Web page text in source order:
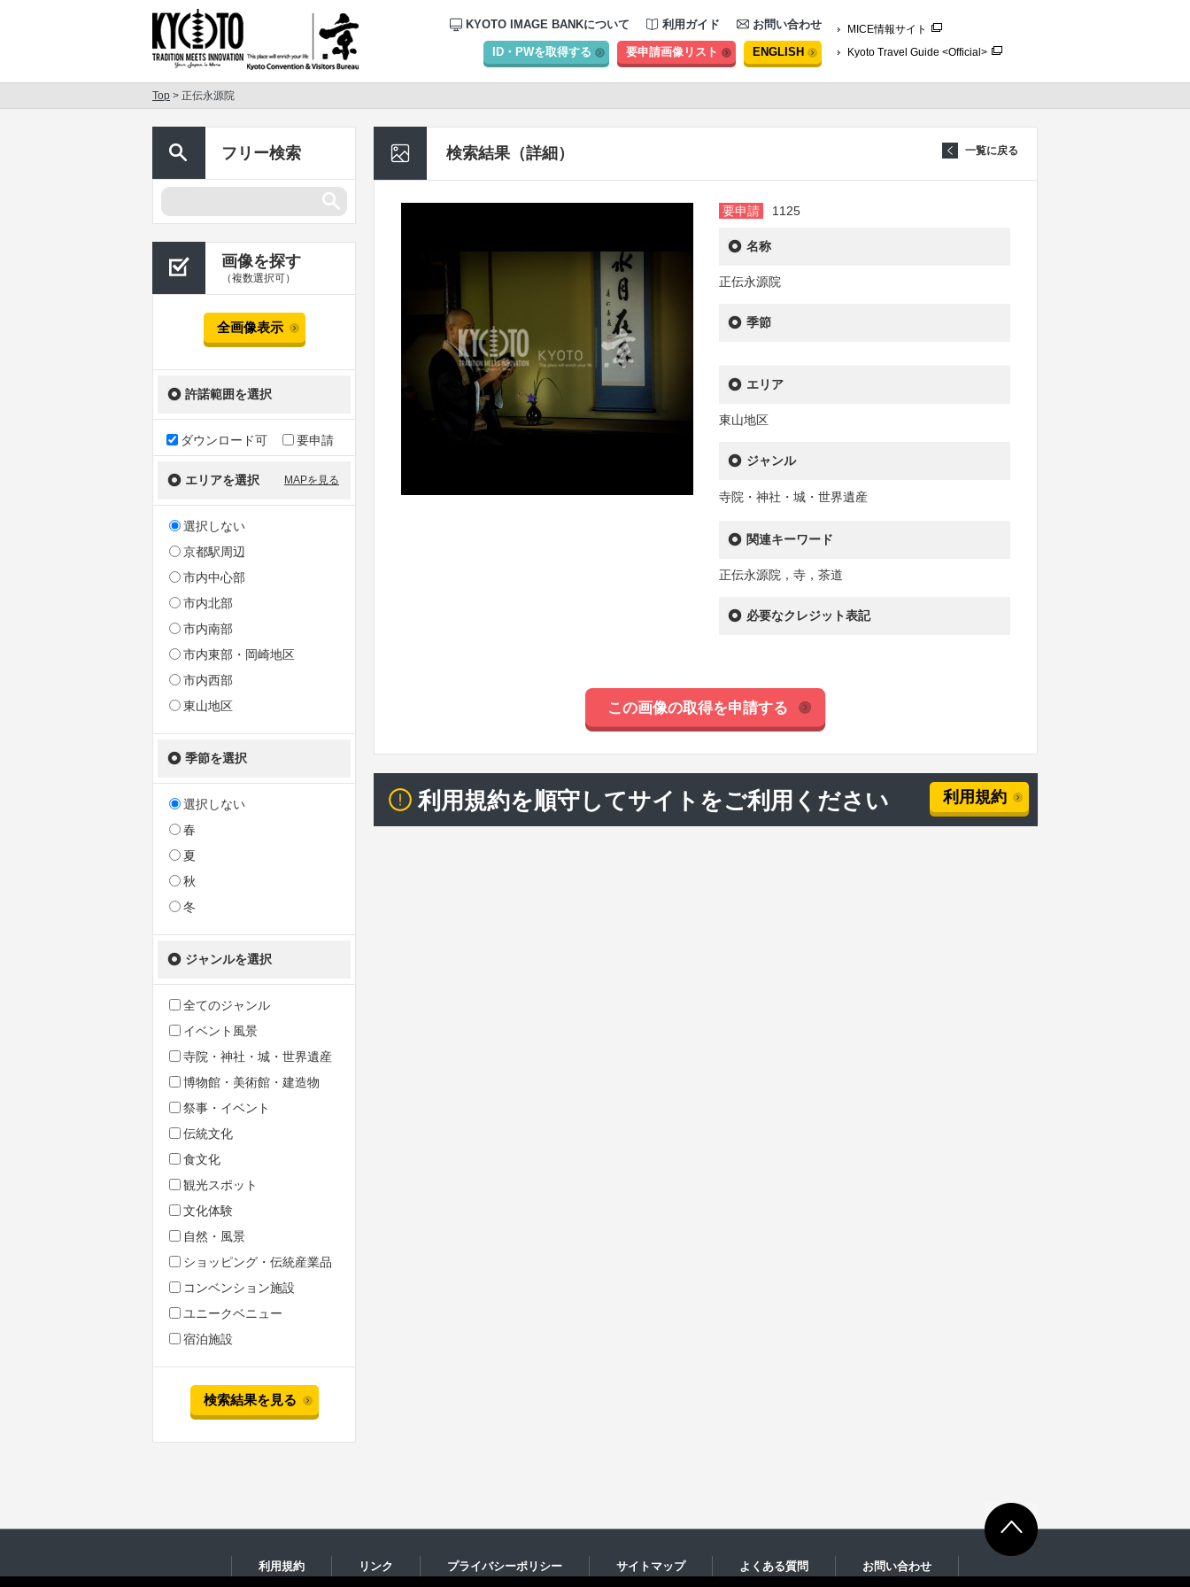
KYOTO IMAGE BANKについて 利用ガイド お問い合わせ
ID・PWを取得する 要申請画像リスト ENGLISH
MICE情報サイト
Kyoto Travel Guide <Official>
Top > 正伝永源院
フリー検索
画像を探す
（複数選択可）
全画像表示
許諾範囲を選択
ダウンロード可 要申請
エリアを選択 MAPを見る
選択しない
京都駅周辺
市内中心部
市内北部
市内南部
市内東部・岡崎地区
市内西部
東山地区
季節を選択
選択しない
春
夏
秋
冬
ジャンルを選択
全てのジャンル
イベント風景
寺院・神社・城・世界遺産
博物館・美術館・建造物
祭事・イベント
伝統文化
食文化
観光スポット
文化体験
自然・風景
ショッピング・伝統産業品
コンベンション施設
ユニークベニュー
宿泊施設
検索結果を見る
検索結果（詳細） 一覧に戻る
要申請 1125
名称
正伝永源院
季節
エリア
東山地区
ジャンル
寺院・神社・城・世界遺産
関連キーワード
正伝永源院，寺，茶道
必要なクレジット表記
この画像の取得を申請する
利用規約を順守してサイトをご利用ください 利用規約
利用規約 リンク プライバシーポリシー サイトマップ よくある質問 お問い合わせ